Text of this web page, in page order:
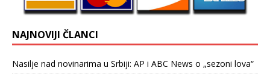
NAJNOVIJI ČLANCI
Nasilje nad novinarima u Srbiji: AP i ABC News o „sezoni lova“